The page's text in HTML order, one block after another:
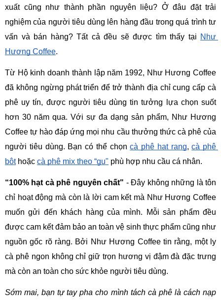
xuất cũng như thành phần nguyên liệu? Ở đâu đặt trải
nghiệm của người tiêu dùng lên hàng đầu trong quá trình tư
vấn và bán hàng? Tất cả đều sẽ được tìm thấy tại Như
Hương Coffee.
Từ Hộ kinh doanh thành lập năm 1992, Như Hương Coffee
đã không ngừng phát triển để trở thành địa chỉ cung cấp cà
phê uy tín, được người tiêu dùng tin tưởng lựa chọn suốt
hơn 30 năm qua. Với sự đa dạng sản phẩm, Như Hương
Coffee tự hào đáp ứng mọi nhu cầu thưởng thức cà phê của
người tiêu dùng. Bạn có thể chọn cà phê hạt rang, cà phê
bột hoặc cà phê mix theo “gu" phù hợp nhu cầu cá nhân.
“100% hạt cà phê nguyên chất" - Đây không những là tôn
chỉ hoạt động mà còn là lời cam kết mà Như Hương Coffee
muốn gửi đến khách hàng của mình. Mỗi sản phẩm đều
được cam kết đảm bảo an toàn vệ sinh thực phẩm cũng như
nguồn gốc rõ ràng. Bởi Như Hương Coffee tin rằng, một ly
cà phê ngon không chỉ giữ trọn hương vị đậm đà đặc trưng
mà còn an toàn cho sức khỏe người tiêu dùng.
Sớm mai, bạn tự tay pha cho mình tách cà phê là cách nạp